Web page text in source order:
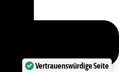
Vertrauenswürdige Seite